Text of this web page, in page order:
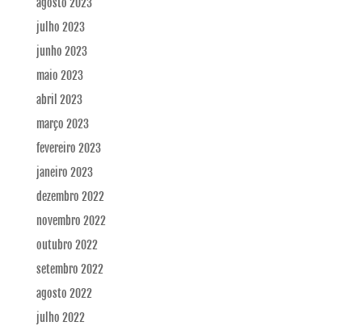
julho 2023
junho 2023
maio 2023
abril 2023
março 2023
fevereiro 2023
janeiro 2023
dezembro 2022
novembro 2022
outubro 2022
setembro 2022
agosto 2022
julho 2022